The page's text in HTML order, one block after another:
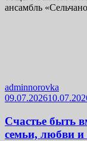
ансамбль
adminnorovka
09.07.2026
Счастье быть
семьи, любви и